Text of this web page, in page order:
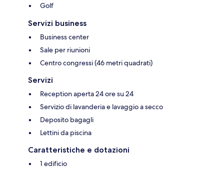
Golf
Servizi business
Business center
Sale per riunioni
Centro congressi (46 metri quadrati)
Servizi
Reception aperta 24 ore su 24
Servizio di lavanderia e lavaggio a secco
Deposito bagagli
Lettini da piscina
Caratteristiche e dotazioni
1 edificio